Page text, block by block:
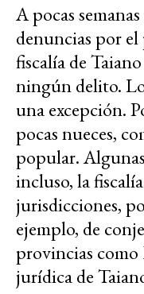
A pocas
denuncias por el
fiscalía de
ningún delito.
una excepción.
pocas nueces,
popular.
incluso, la
jurisdicciones,
ejemplo, de
provincias
jurídica de